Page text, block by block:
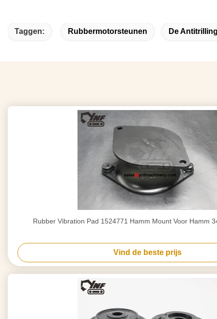
Taggen: Rubbermotorsteunen De
Rubber Vibration Pad 1524771 Hamm Mount Voor Hamm
Vind de beste prijs